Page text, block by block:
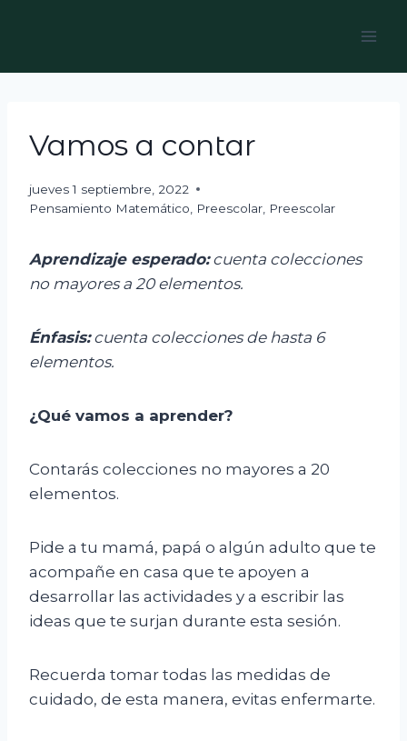
Vamos a contar
jueves 1 septiembre, 2022
Pensamiento Matemático
Preescolar Preescolar
Aprendizaje esperado: cuenta colecciones
no mayores a 20 elementos.
Énfasis: cuenta colecciones de hasta 6
elementos.
¿Qué vamos a aprender?
Contarás colecciones no mayores a 20
elementos.
Pide a tu mamá, papá o algún adulto que te
acompañe en casa que te apoyen a
desarrollar las actividades y a escribir las
ideas que te surjan durante esta sesión.
Recuerda tomar todas las medidas de
cuidado, de esta manera, evitas enfermarte.